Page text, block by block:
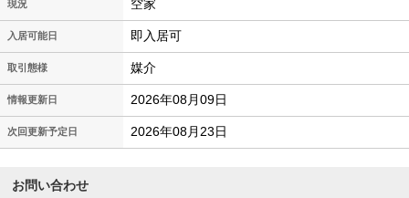
現況 空家
入居可能日 即入居可
取引態様 媒介
情報更新日 2026年08月09日
次回更新予定日 2026年08月23日
お問い合わせ